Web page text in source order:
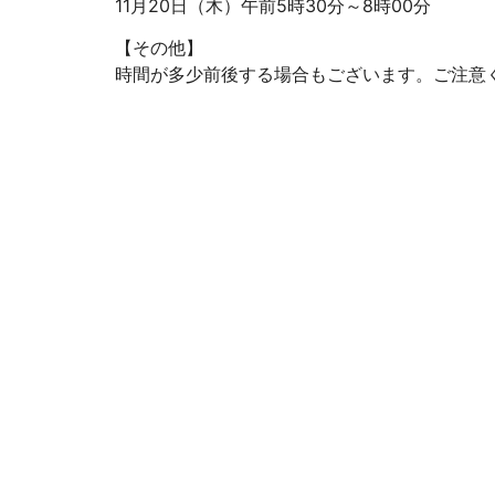
11月20日（木）午前5時30分～8時00分
【その他】
時間が多少前後する場合もございます。ご注意